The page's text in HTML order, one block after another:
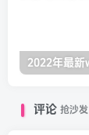
评论 抢沙发